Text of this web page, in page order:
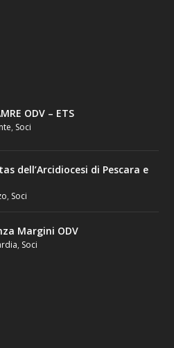
ODV – ETS
, Soci
dell’Arcidiocesi di Pescara e
, Soci
Margini ODV
, Soci